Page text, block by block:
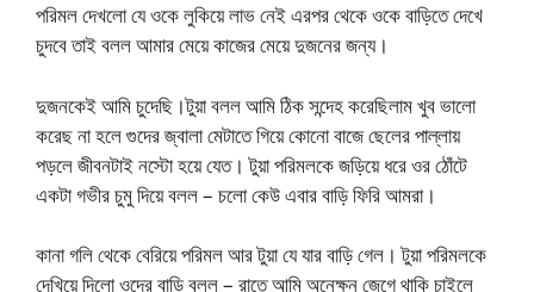
পরিমল দেখলো যে ওকে লুকিয়ে লাভ নেই এরপর থেকে ওকে বাড়িতে দেখে
চুদবে তাই বলল আমার মেয়ে কাজের মেয়ে দুজনের জন্য।
দুজনকেই আমি চুদেছি।টুয়া বলল আমি ঠিক সন্দেহ করেছিলাম খুব ভালো
করেছ না হলে গুদের জ্বালা মেটাতে গিয়ে কোনো বাজে ছেলের পাল্লায়
পড়লে জীবনটাই নস্টো হয়ে যেত। টুয়া পরিমলকে জড়িয়ে ধরে ওর ঠোঁটে
একটা গভীর চুমু দিয়ে বলল – চলো কেউ এবার বাড়ি ফিরি আমরা।
কানা গলি থেকে বেরিয়ে পরিমল আর টুয়া যে যার বাড়ি গেল। টুয়া পরিমলকে
দেখিয়ে দিলো ওদের বাড়ি বলল – রাতে আমি অনেক্ষন জেগে থাকি চাইলে